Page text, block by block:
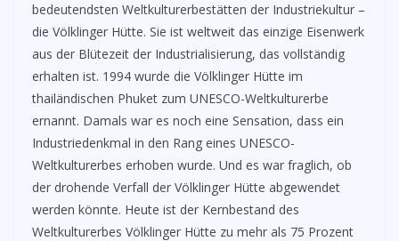
bedeutendsten Weltkulturerbestätten der Industriekultur –
die Völklinger Hütte. Sie ist weltweit das einzige Eisenwerk
aus der Blütezeit der Industrialisierung, das vollständig
erhalten ist. 1994 wurde die Völklinger Hütte im
thailändischen Phuket zum UNESCO-Weltkulturerbe
ernannt. Damals war es noch eine Sensation, dass ein
Industriedenkmal in den Rang eines UNESCO-
Weltkulturerbes erhoben wurde. Und es war fraglich, ob
der drohende Verfall der Völklinger Hütte abgewendet
werden könnte. Heute ist der Kernbestand des
Weltkulturerbes Völklinger Hütte zu mehr als 75 Prozent